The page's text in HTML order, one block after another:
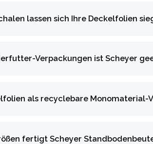
lassen sich Ihre Deckelfolien
Verpackungen ist Scheyer
als recyclebare Monomaterial-
fertigt Scheyer